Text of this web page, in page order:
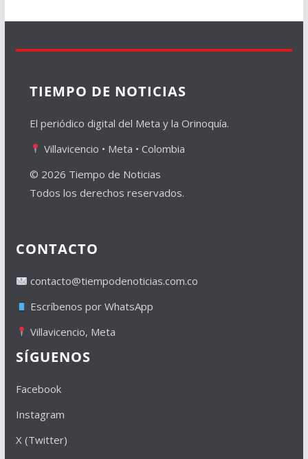
TIEMPO DE NOTICIAS
El periódico digital del Meta y la Orinoquía.
Villavicencio • Meta • Colombia
© 2026 Tiempo de Noticias
Todos los derechos reservados.
CONTACTO
contacto@tiempodenoticias.com.co
Escríbenos por WhatsApp
Villavicencio, Meta
SÍGUENOS
Facebook
Instagram
X (Twitter)